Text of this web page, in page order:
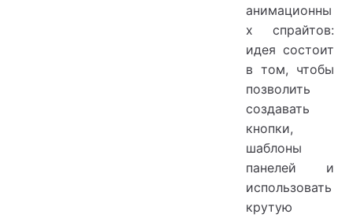
анимационны
х спрайтов:
идея состоит
в том, чтобы
позволить
создавать
кнопки,
шаблоны
панелей и
использовать
крутую